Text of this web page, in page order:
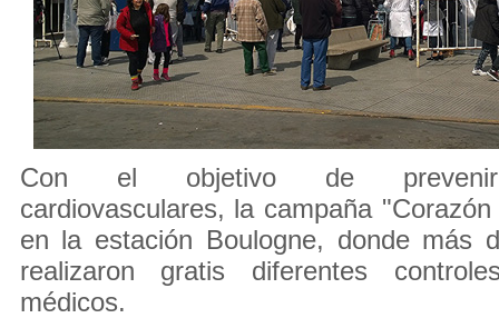
Con el objetivo de prevenir
cardiovasculares, la campaña
en la estación Boulogne, donde más
realizaron gratis diferentes
médicos.